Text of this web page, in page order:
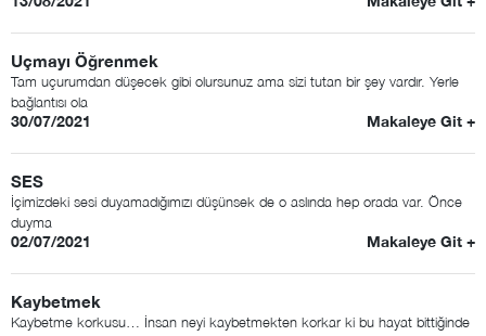
Uçmayı Öğrenmek
Tam uçurumdan düşecek gibi olursunuz ama sizi tutan bir şey vardır. Yerle
bağlantısı ola
30/07/2021 Makaleye Git +
SES
İçimizdeki sesi duyamadığımızı düşünsek de o aslında hep orada var. Önce
duyma
02/07/2021 Makaleye Git +
Kaybetmek
Kaybetme korkusu… İnsan neyi kaybetmekten korkar ki bu hayat bittiğinde